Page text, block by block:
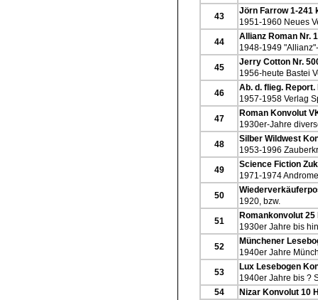
43
Jörn Farrow 1-241
1951-1960 Neues
44
Allianz Roman Nr.
1948-1949
45
Jerry Cotton Nr.
1956-heute Bastei
46
Ab. d. flieg. Report.
1957-1958 Verlag
47
Roman Konvolut
1930er-Jahre
48
Silber Wildwest
1953-1996
49
Science Fiction
1971-1974
50
1920, bzw.
51
Romankonvolut 25
1930er Jahre bis
52
Münchener
1940er Jahre
53
Lux Lesebogen
1940er Jahre bis ?
54
Nizar Konvolut 10